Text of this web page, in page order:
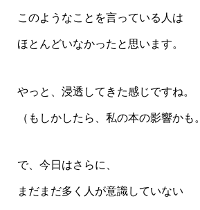
このようなことを言っている人は
ほとんどいなかったと思います。
やっと、浸透してきた感じですね。
（もしかしたら、私の本の影響かも
で、今日はさらに、
まだまだ多く人が意識していない